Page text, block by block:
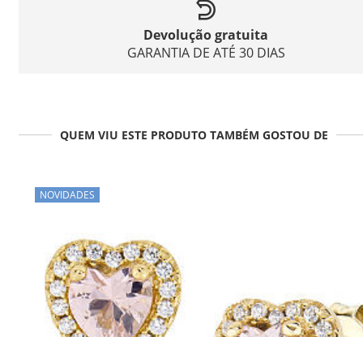
Devolução gratuita
GARANTIA DE ATÉ 30 DIAS
QUEM VIU ESTE PRODUTO TAMBÉM GOSTOU DE
NOVIDADES